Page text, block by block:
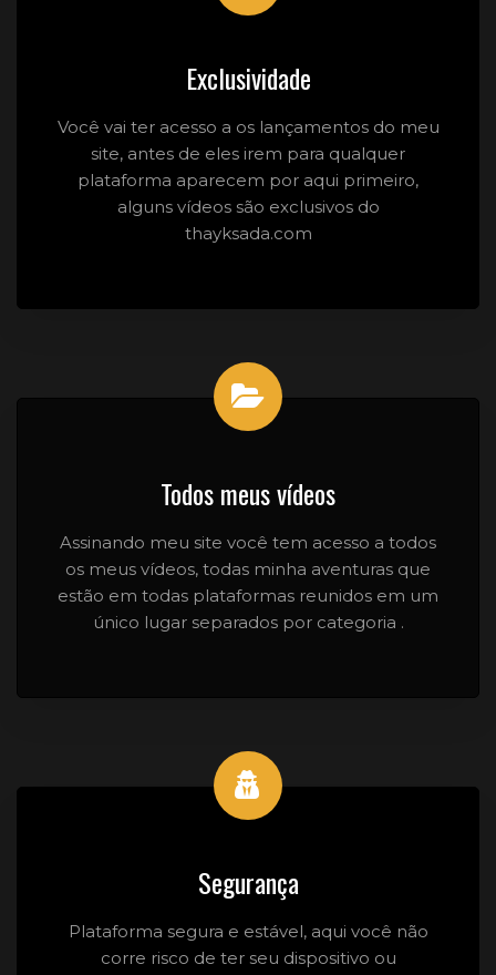
Exclusividade
Você vai ter acesso a os lançamentos do meu
site, antes de eles irem para qualquer
plataforma aparecem por aqui primeiro,
alguns vídeos são exclusivos do
thayksada.com
Todos meus vídeos
Assinando meu site você tem acesso a todos
os meus vídeos, todas minha aventuras que
estão em todas plataformas reunidos em um
único lugar separados por categoria .
Segurança
Plataforma segura e estável, aqui você não
corre risco de ter seu dispositivo ou